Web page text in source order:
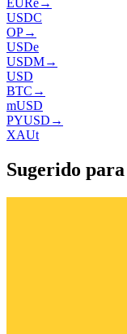
EURe→
USDC
OP→
USDe
USDM→
USD
BTC →
mUSD
PYUSD →
XAUt
Sugerido para